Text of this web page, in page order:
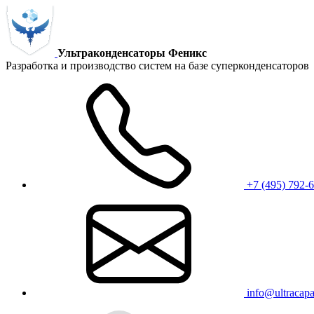
Ультраконденсаторы Феникс
Разработка и производство систем на базе суперконденсаторов
+7 (495) 792-